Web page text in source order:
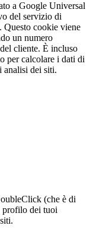
a Google Universal
del servizio di
Questo cookie viene
un numero
cliente. È incluso
per calcolare i dati di
analisi dei siti.
(che è di
profilo dei tuoi